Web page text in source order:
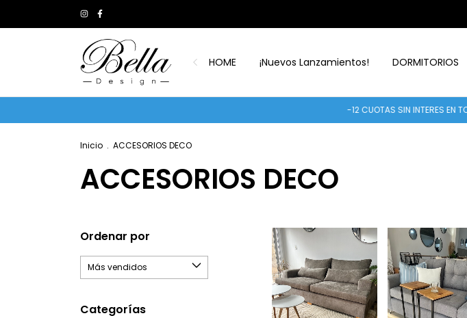
HOME ¡Nuevos Lanzamientos! DORMITORIOS
-12 CUOTAS SIN INTERES EN TODA
Inicio . ACCESORIOS DECO
ACCESORIOS DECO
Ordenar por
Categorías